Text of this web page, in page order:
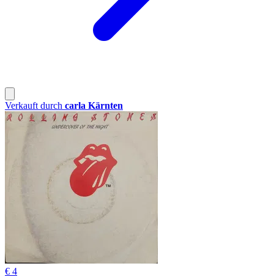
Verkauft durch carla Kärnten
€ 4